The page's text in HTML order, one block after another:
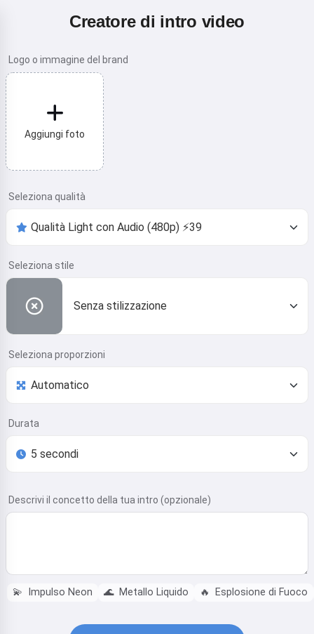
Creatore di intro video
Logo o immagine del brand
Aggiungi foto
Seleziona qualità
Seleziona stile
Senza stilizzazione
Seleziona proporzioni
Durata
Descrivi il concetto della tua intro (opzionale)
💫 Impulso Neon 🌊 Metallo Liquido 🔥 Esplosione di Fuoco